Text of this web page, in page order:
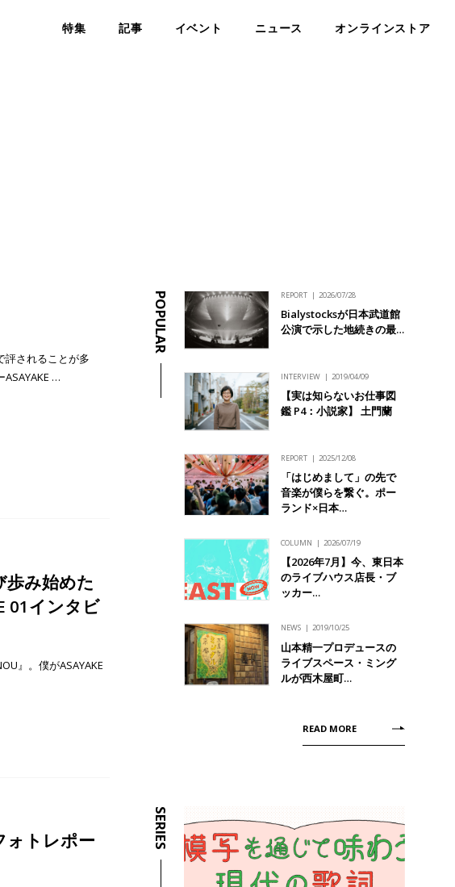
特集 記事 イベント ニュース オンラインストア
評されることが多
…
歩み始めた
01インタビ
』。僕がASAYAKE
トレポー
POPULAR REPORT 2026/07/28
Bialystocksが日本武道館
公演で示した地続きの最…
INTERVIEW 2019/04/09
【実は知らないお仕事図
鑑 P4：小説家】 土門蘭
REPORT 2025/12/08
「はじめまして」の先で
音楽が僕らを繋ぐ。ポー
ランド×日本…
COLUMN 2026/07/19
【2026年7月】今、東日本
のライブハウス店長・ブ
ッカー…
NEWS 2019/10/25
山本精一プロデュースの
ライブスペース・ミング
ルが西木屋町…
READ MORE
SERIES